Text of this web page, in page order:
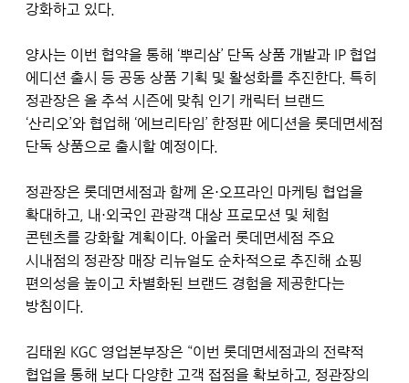
강화하고 있다.
양사는 이번 협약을 통해 ‘뿌리삼’ 단독 상품 개발과 IP 협업
에디션 출시 등 공동 상품 기획 및 활성화를 추진한다. 특히
정관장은 올 추석 시즌에 맞춰 인기 캐릭터 브랜드
‘산리오’와 협업해 ‘에브리타임’ 한정판 에디션을 롯데면세점
단독 상품으로 출시할 예정이다.
정관장은 롯데면세점과 함께 온·오프라인 마케팅 협업을
확대하고, 내·외국인 관광객 대상 프로모션 및 체험
콘텐츠를 강화할 계획이다. 아울러 롯데면세점 주요
시내점의 정관장 매장 리뉴얼도 순차적으로 추진해 쇼핑
편의성을 높이고 차별화된 브랜드 경험을 제공한다는
방침이다.
김태원 KGC 영업본부장은 “이번 롯데면세점과의 전략적
협업을 통해 보다 다양한 고객 접점을 확보하고, 정관장의